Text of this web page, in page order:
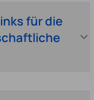
für die